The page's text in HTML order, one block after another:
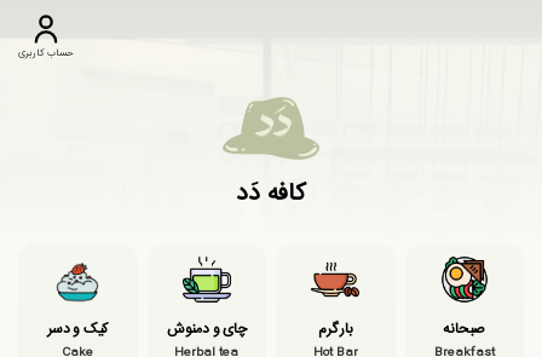
حساب کاربری
کافه دَد
صبحانه بار گرم چای و دمنوش کیک و دسر